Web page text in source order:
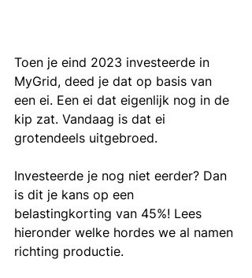
Toen je eind 2023 investeerde in
MyGrid, deed je dat op basis van
een ei. Een ei dat eigenlijk nog in de
kip zat. Vandaag is dat ei
grotendeels uitgebroed.
Investeerde je nog niet eerder? Dan
is dit je kans op een
belastingkorting van 45%! Lees
hieronder welke hordes we al namen
richting productie.